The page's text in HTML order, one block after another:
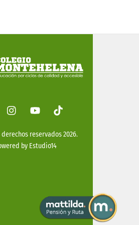
InstagramYoutube Tiktok
derechos reservados 2026.
by Estudio14